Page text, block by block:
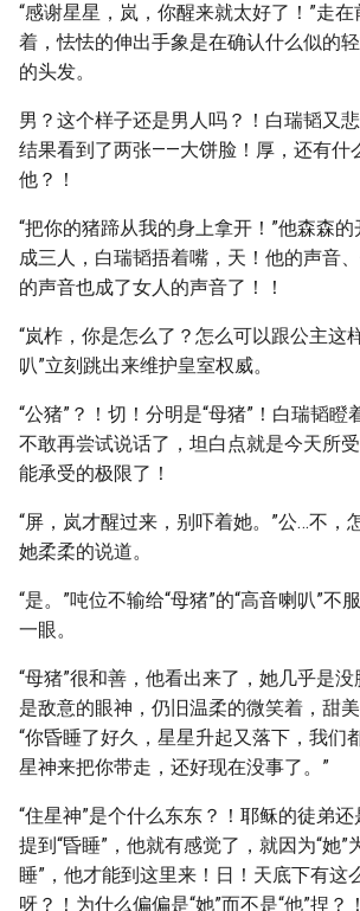
“感谢星星，岚，你醒来就太好了！”走
着，怯怯的伸出手象是在确认什么似的
的头发。
男？这个样子还是男人吗？！白瑞韬又
结果看到了两张——大饼脸！厚，还有什
他？！
“把你的猪蹄从我的身上拿开！”他森森
成三人，白瑞韬捂着嘴，天！他的声音
的声音也成了女人的声音了！！
“岚柞，你是怎么了？怎么可以跟公主这
叭”立刻跳出来维护皇室权威。
“公猪”？！切！分明是“母猪”！白瑞韬瞪
不敢再尝试说话了，坦白点就是今天所
能承受的极限了！
“屏，岚才醒过来，别吓着她。”公…不，
她柔柔的说道。
“是。”吨位不输给“母猪”的“高音喇叭”不
一眼。
“母猪”很和善，他看出来了，她几乎是
是敌意的眼神，仍旧温柔的微笑着，甜
“你昏睡了好久，星星升起又落下，我们
星神来把你带走，还好现在没事了。”
“住星神”是个什么东东？！耶稣的徒弟
提到“昏睡”，他就有感觉了，就因为“她”
睡”，他才能到这里来！日！天底下有这
呀？！为什么偏偏是“她”而不是“他”捏？